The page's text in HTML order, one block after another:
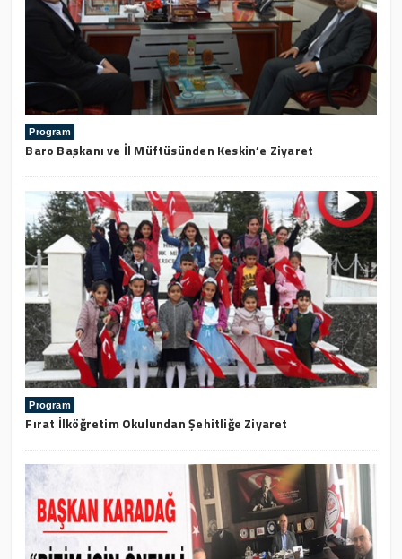
Program
Baro Başkanı ve İl Müftüsünden Keskin’e Ziyaret
Program
Fırat İlköğretim Okulundan Şehitliğe Ziyaret